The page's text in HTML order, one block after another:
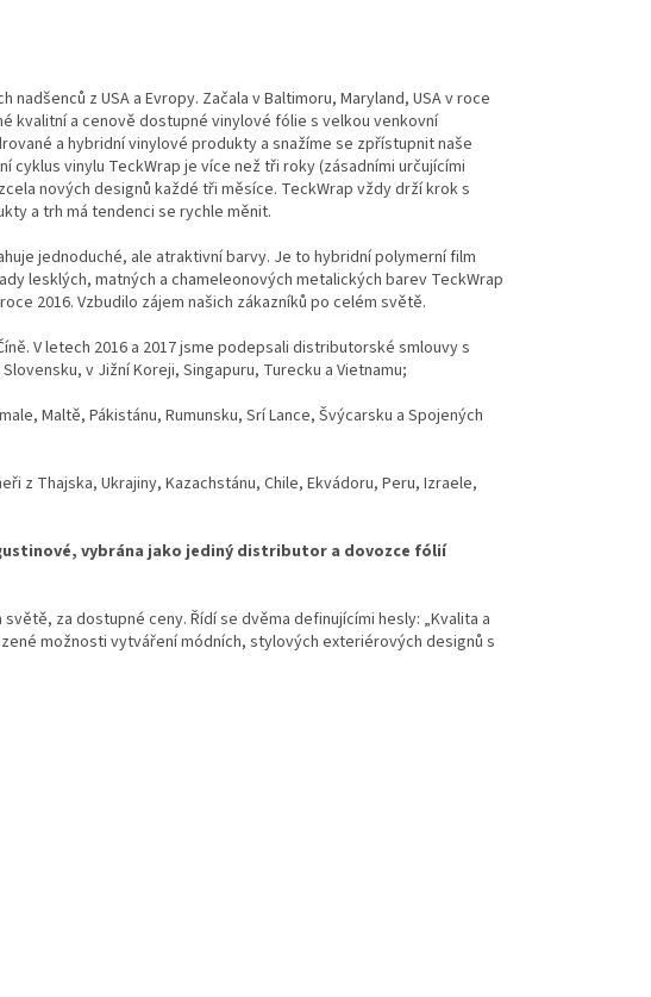
z USA a Evropy. Začala v Baltimoru, Maryland, USA v roce
kvalitní a cenově dostupné vinylové fólie s velkou venkovní
a hybridní vinylové produkty a snažíme se zpřístupnit naše
cyklus vinylu TeckWrap je více než tři roky (zásadními určujícími
nových designů každé tři měsíce. TeckWrap vždy drží krok s
a trh má tendenci se rychle měnit.
jednoduché, ale atraktivní barvy. Je to hybridní polymerní film
lesklých, matných a chameleonových metalických barev TeckWrap
2016. Vzbudilo zájem našich zákazníků po celém světě.
V letech 2016 a 2017 jsme podepsali distributorské smlouvy s
v Jižní Koreji, Singapuru, Turecku a Vietnamu;
Maltě, Pákistánu, Rumunsku, Srí Lance, Švýcarsku a Spojených
z Thajska, Ukrajiny, Kazachstánu, Chile, Ekvádoru, Peru, Izraele,
vybrána jako jediný distributor a dovozce fólií
za dostupné ceny. Řídí se dvěma definujícími hesly: „Kvalita a
možnosti vytváření módních, stylových exteriérových designů s